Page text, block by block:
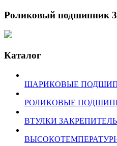
Роликовый подшипник
Каталог
ШАРИКОВЫЕ
РОЛИКОВЫЕ
ВТУЛКИ